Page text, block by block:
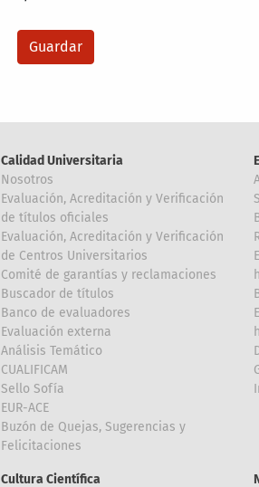
Calidad Universitaria
Nosotros
Evaluación, Acreditación y Verificación
de títulos oficiales
Evaluación, Acreditación y Verificación
de Centros Universitarios
Comité de garantías y reclamaciones
Buscador de títulos
Banco de evaluadores
Evaluación externa
Análisis Temático
CUALIFICAM
Sello Sofía
EUR-ACE
Buzón de Quejas, Sugerencias y
Felicitaciones
Cultura Científica